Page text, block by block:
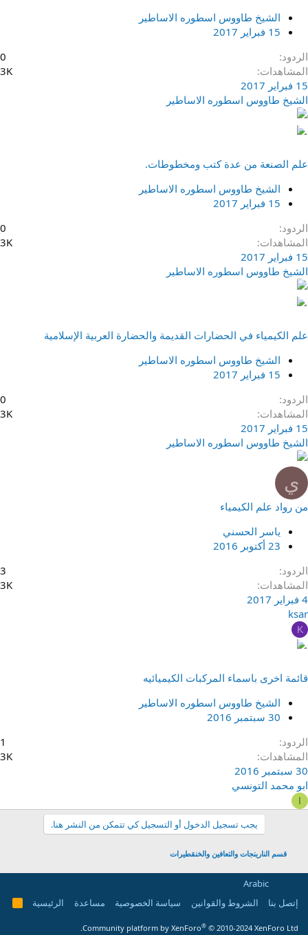
الشيخ طاووس اسطوره الاساطير
15 فبراير 2017
الردود
0
المشاهدات
3K
15 فبراير 2017
الشيخ طاووس اسطوره الاساطير
علم الصنعة من عدة كتب ومخطوطات.
الشيخ طاووس اسطوره الاساطير
15 فبراير 2017
الردود
0
المشاهدات
3K
15 فبراير 2017
الشيخ طاووس اسطوره الاساطير
علم الكيمياء في الحضارات القديمة والحضارة العربية الإسلامية
الشيخ طاووس اسطوره الاساطير
15 فبراير 2017
الردود
0
المشاهدات
3K
15 فبراير 2017
الشيخ طاووس اسطوره الاساطير
ي
من رواد علم الكيمياء
ياسر الحسني
23 أكتوبر 2016
الردود
3
المشاهدات
3K
4 فبراير 2017
ksar
K
قائمة اخرى باسماء المركبات الكيميائيه
الشيخ طاووس اسطوره الاساطير
30 سبتمبر 2016
الردود
1
المشاهدات
3K
30 سبتمبر 2016
ابو محمد التونسي
ا
يجب تسجيل الدخول أو التسجيل كي تتمكن من النشر هنا.
قسم النارينجات والتعافين والخنقطيرات
Arabic
إتصل بنا
الشروط والقوانين سياسة الخصوصية مساعدة الرئيسية
R
Community platform by XenForo® © 2010-2024 XenForo Ltd.